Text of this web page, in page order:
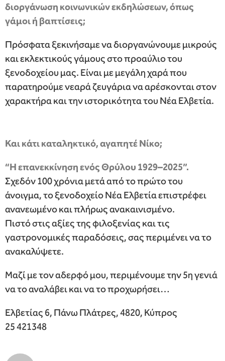
διοργάνωση κοινωνικών εκδηλώσεων, όπως
γάμοι ή βαπτίσεις;
Πρόσφατα ξεκινήσαμε να διοργανώνουμε μικρούς
και εκλεκτικούς γάμους στο προαύλιο του
ξενοδοχείου μας. Είναι με μεγάλη χαρά που
παρατηρούμε νεαρά ζευγάρια να αρέσκονται στον
χαρακτήρα και την ιστορικότητα του Νέα Ελβετία.
Και κάτι καταληκτικό, αγαπητέ Νίκο;
“Η επανεκκίνηση ενός Θρύλου 1929–2025”.
Σχεδόν 100 χρόνια μετά από το πρώτο του
άνοιγμα, το ξενοδοχείο Νέα Ελβετία επιστρέφει
ανανεωμένο και πλήρως ανακαινισμένο.
Πιστό στις αξίες της φιλοξενίας και τις
γαστρονομικές παραδόσεις, σας περιμένει να το
ανακαλύψετε.
Μαζί με τον αδερφό μου, περιμένουμε την 5η γενιά
να το αναλάβει και να το προχωρήσει…
Ελβετίας 6, Πάνω Πλάτρες, 4820, Κύπρος
25 421348